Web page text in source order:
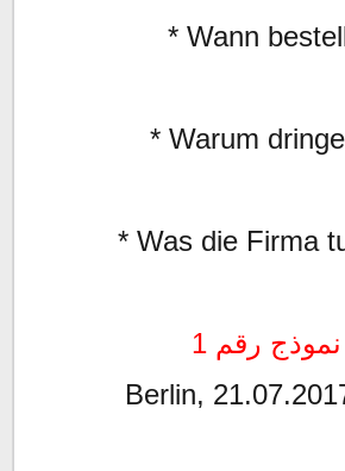
* Wann
* Warum
* Was die Firma
نموذج رقم 1
Berlin,